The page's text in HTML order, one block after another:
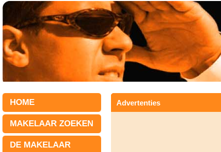
HOME
MAKELAAR ZOEKEN
DE MAKELAAR
Advertenties